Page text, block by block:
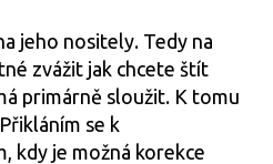
jeho nositely. Tedy na
zvážit jak chcete štít
primárně sloužit. K tomu
se k
kdy je možná korekce